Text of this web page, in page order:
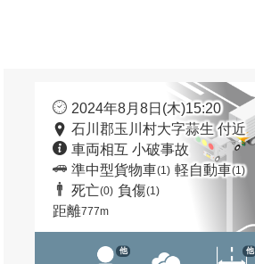
2024年8月8日(木)15:20
石川郡玉川村大字蒜生 付近
車両相互 小破事故
準中型貨物車(1) 軽自動車(1)
死亡(0) 負傷(1)
距離777m
他 他